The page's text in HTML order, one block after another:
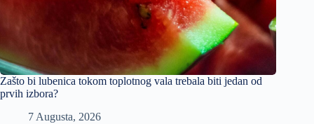
Zašto bi lubenica tokom toplotnog vala trebala biti jedan od
prvih izbora?
7 Augusta, 2026